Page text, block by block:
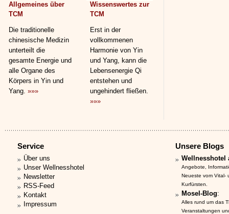
Allgemeines über
TCM
Die traditionelle
chinesische Medizin
unterteilt die
gesamte Energie und
alle Organe des
Körpers in Yin und
Yang. »»»
Wissenswertes zur
TCM
Erst in der
vollkommenen
Harmonie von Yin
und Yang, kann die
Lebensenergie Qi
entstehen und
ungehindert fließen.
»»»
Service
Über uns
Unser Wellnesshotel
Newsletter
RSS-Feed
Kontakt
Impressum
Unsere Blogs
Wellnesshotel
Angebote,
Neueste vom Vital-
Kurfürsten.
Mosel-Blog:
Alles rund um das
Veranstaltungen